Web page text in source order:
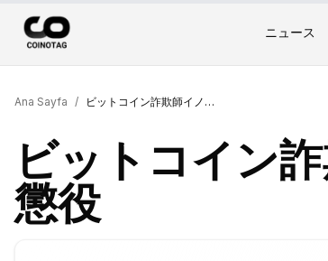
ニュース
Ana Sayfa / ビットコイン詐欺師イノスに71ヶ月の懲役
ビットコイン
懲役